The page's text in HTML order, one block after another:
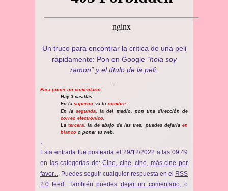
Un truco para encontrar la crítica de una peli
rápidamente: Pon en Google “hola soy
ramon” y el título de la peli.
Para poner un comentario:
Hay 3 casillas.
En la superior va tu nombre.
En lasegunda, la del medio, pon una dirección de
correo electrónico.
Latercera, la de abajo de las tres, puedes dejarlaen
blanco o poner tu web.
Esta entrada fue posteada el 29/12/2022 a las 09:49
en las categorías de:Cine, cine, cine, más cine por
favor...
. Puedes seguir cualquier respuesta en el RSS
2.0 feed. También puedes dejar un comentario, o